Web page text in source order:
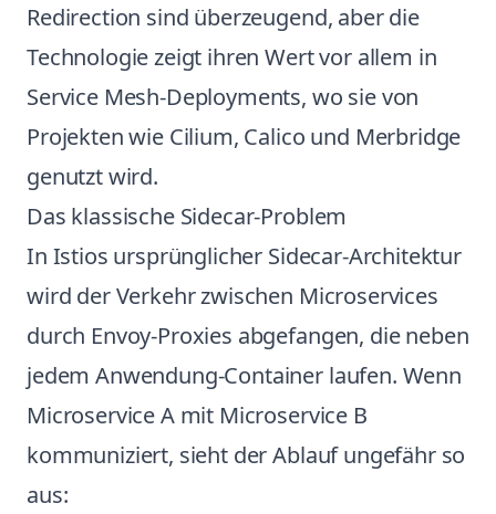
Redirection sind überzeugend, aber die
Technologie zeigt ihren Wert vor allem in
Service Mesh-Deployments, wo sie von
Projekten wie Cilium, Calico und Merbridge
genutzt wird.
Das klassische Sidecar-Problem
In Istios ursprünglicher Sidecar-Architektur
wird der Verkehr zwischen Microservices
durch Envoy-Proxies abgefangen, die neben
jedem Anwendung-Container laufen. Wenn
Microservice A mit Microservice B
kommuniziert, sieht der Ablauf ungefähr so
aus: